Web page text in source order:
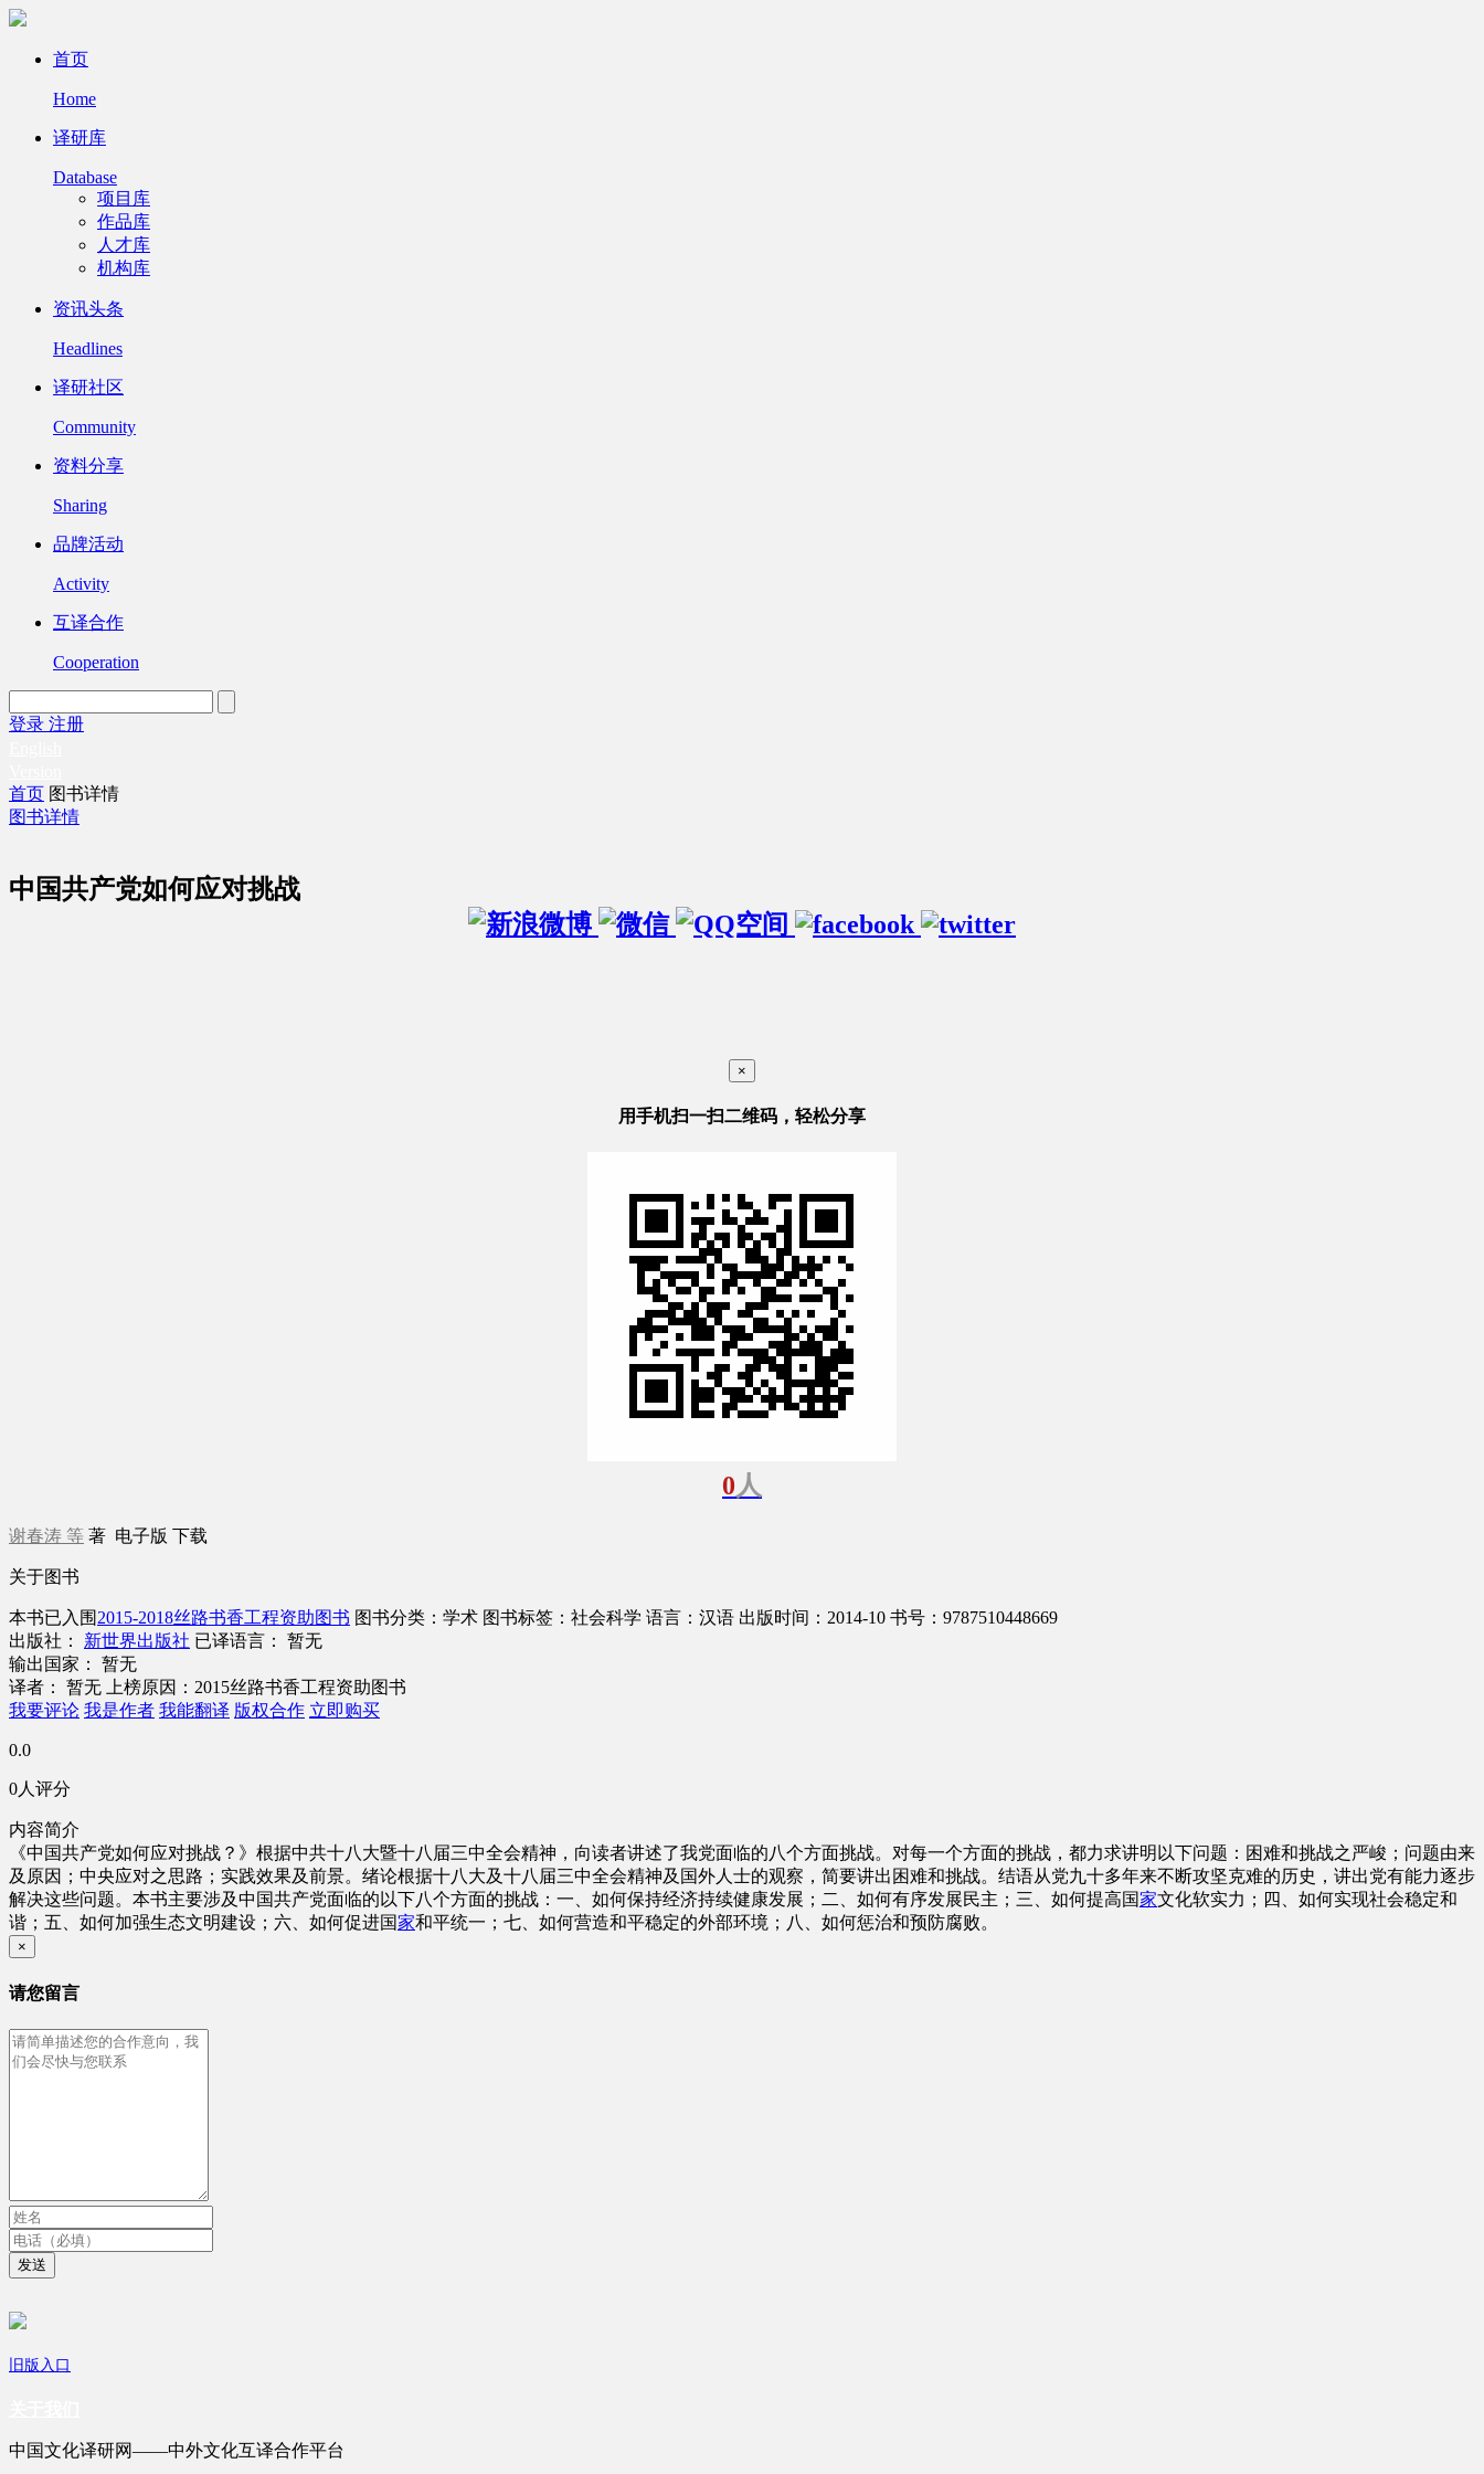
首页
Home
译研库
Database
项目库
作品库
人才库
机构库
资讯头条
Headlines
译研社区
Community
资料分享
Sharing
品牌活动
Activity
互译合作
Cooperation
登录 注册
首页 图书详情
图书详情
中国共产党如何应对挑战
×
用手机扫一扫二维码，轻松分享
0人
谢春涛 等 著 电子版 下载
关于图书
本书已入围 2015-2018丝路书香工程资助图书 图书分类：学术 图书标签：社会科学 语言：汉语 出版时间：2014-10 书号：9787510448669
出版社： 新世界出版社 已译语言： 暂无
输出国家： 暂无
译者： 暂无
上榜原因：2015丝路书香工程资助图书
我要评论 我是作者 我能翻译 版权合作 立即购买
0.0
0人评分
内容简介
《中国共产党如何应对挑战？》根据中共十八大暨十八届三中全会精神，向读者讲述了我党面临的八个方面挑战。对每一个方面的挑战，都力求讲明以下问题：困难和挑战之严峻；问题由来
及原因；中央应对之思路；实践效果及前景。绪论根据十八大及十八届三中全会精神及国外人士的观察，简要讲出困难和挑战。结语从党九十多年来不断攻坚克难的历史，讲出党有能力逐步
解决这些问题。本书主要涉及中国共产党面临的以下八个方面的挑战：一、如何保持经济持续健康发展；二、如何有序发展民主；三、如何提高国家文化软实力；四、如何实现社会稳定和
谐；五、如何加强生态文明建设；六、如何促进国家和平统一；七、如何营造和平稳定的外部环境；八、如何惩治和预防腐败。
×
请您留言
发送
旧版入口
中国文化译研网——中外文化互译合作平台